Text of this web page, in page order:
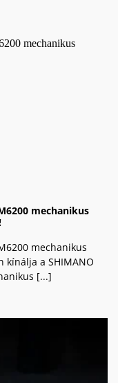
mechanikus
mechanikus
kínálja a SHIMANO
[...]